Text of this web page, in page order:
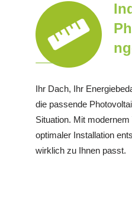
Ihr Dach, Ihr
die passende
Situation. Mit
optimaler Installation
wirklich zu Ihnen passt.